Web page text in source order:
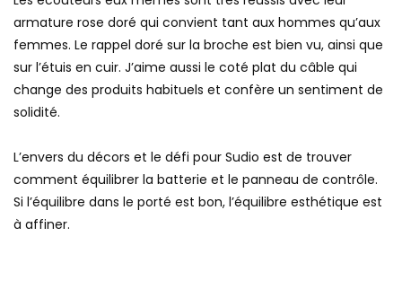
armature rose doré qui convient tant aux hommes qu’aux
femmes. Le rappel doré sur la broche est bien vu, ainsi que
sur l’étuis en cuir. J’aime aussi le coté plat du câble qui
change des produits habituels et confère un sentiment de
solidité.
L’envers du décors et le défi pour Sudio est de trouver
comment équilibrer la batterie et le panneau de contrôle.
Si l’équilibre dans le porté est bon, l’équilibre esthétique est
à affiner.